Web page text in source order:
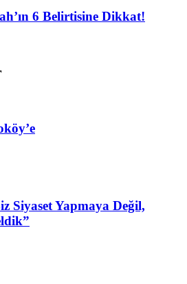
6 Belirtisine Dikkat!
Siyaset Yapmaya Değil,